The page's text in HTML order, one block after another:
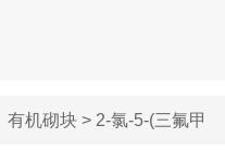
有机砌块> 2-氯-5-(三氟甲